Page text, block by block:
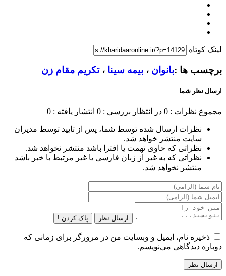
لینک کوتاه
برچسب ها :بانوان ، بیمه سینا ،تکریم مقام زن
ارسال نظر شما
مجموع نظرات : 0 در انتظار بررسی : 0 انتشار یافته : 0
نظرات ارسال شده توسط شما، پس از تایید توسط مدیران
سایت منتشر خواهد شد.
نظراتی که حاوی تهمت یا افترا باشد منتشر نخواهد شد.
نظراتی که به غیر از زبان فارسی یا غیر مرتبط با خبر باشد
منتشر نخواهد شد.
ارسال نظر پاک کردن !
ذخیره نام، ایمیل و وبسایت من در مرورگر برای زمانی که
دوباره دیدگاهی می‌نویسم.